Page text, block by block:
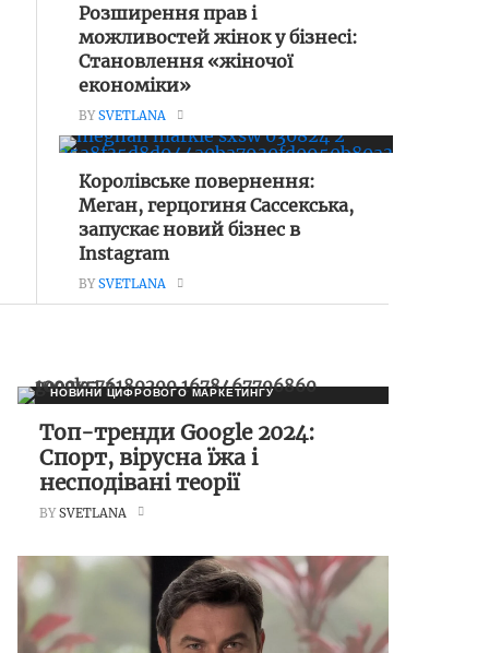
Розширення прав і
можливостей жінок у бізнесі:
Становлення «жіночої
економіки»
BYSVETLANA
Королівське повернення:
Меган, герцогиня Сассекська,
запускає новий бізнес в
Instagram
BYSVETLANA
НОВИНИ ЦИФРОВОГО МАРКЕТИНГУ
Топ-тренди Google 2024:
Спорт, вірусна їжа і
несподівані теорії
BYSVETLANA